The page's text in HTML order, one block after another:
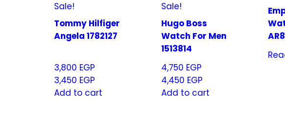
Sale!
Tommy Hilfiger
Angela 1782127
3,800 EGP
3,450 EGP
Add to cart
Sale!
Hugo Boss
Watch For Men
1513814
4,750 EGP
4,450 EGP
Add to cart